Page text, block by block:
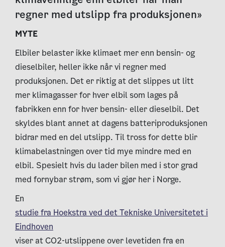
regner med utslipp fra produksjonen»
MYTE
Elbiler belaster ikke klimaet mer enn bensin- og
dieselbiler, heller ikke når vi regner med
produksjonen. Det er riktig at det slippes ut litt
mer klimagasser for hver elbil som lages på
fabrikken enn for hver bensin- eller dieselbil. Det
skyldes blant annet at dagens batteriproduksjonen
bidrar med en del utslipp. Til tross for dette blir
klimabelastningen over tid mye mindre med en
elbil. Spesielt hvis du lader bilen med i stor grad
med fornybar strøm, som vi gjør her i Norge.
En
studie fra Hoekstra ved det Tekniske Universitetet i
Eindhoven
viser at CO2-utslippene over levetiden fra en